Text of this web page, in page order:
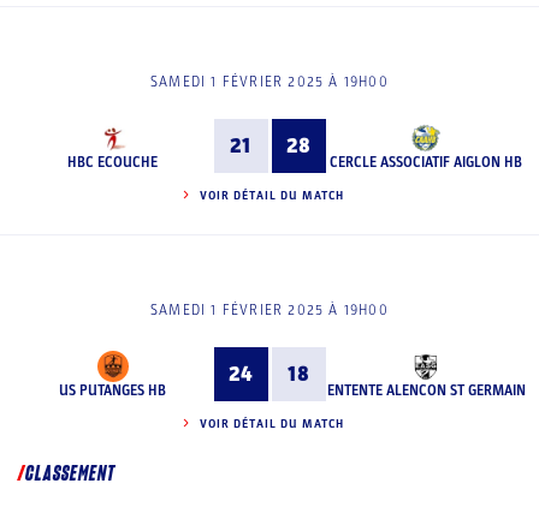
SAMEDI 1 FÉVRIER 2025 À 19H00
HBC ECOUCHE
21 28
CERCLE ASSOCIATIF AIGLON HB
VOIR DÉTAIL DU MATCH
SAMEDI 1 FÉVRIER 2025 À 19H00
US PUTANGES HB
24 18
ENTENTE ALENCON ST GERMAIN
VOIR DÉTAIL DU MATCH
CLASSEMENT